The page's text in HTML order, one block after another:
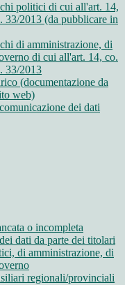
politici di cui all'art. 14,
33/2013 (da pubblicare in
di amministrazione, di
di cui all'art. 14, co.
33/2013
(documentazione da
web)
dei dati
o incompleta
dati da parte dei titolari
di amministrazione, di
regionali/provinciali